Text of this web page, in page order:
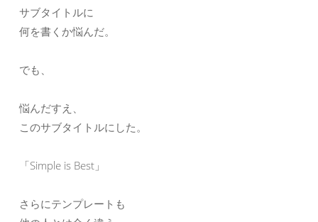
サブタイトルに
何を書くか悩んだ。
でも、
悩んだすえ、
このサブタイトルにした。
「Simple is Best」
さらにテンプレートも